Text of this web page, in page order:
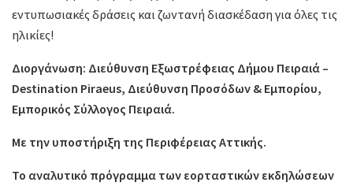
εντυπωσιακές δράσεις και ζωντανή διασκέδαση για όλες τις
ηλικίες!
Διοργάνωση: Διεύθυνση Εξωστρέφειας Δήμου Πειραιά –
Destination Piraeus, Διεύθυνση Προσόδων & Εμπορίου,
Εμπορικός Σύλλογος Πειραιά.
Με την υποστήριξη της Περιφέρειας Αττικής.
Το αναλυτικό πρόγραμμα των εορταστικών εκδηλώσεων